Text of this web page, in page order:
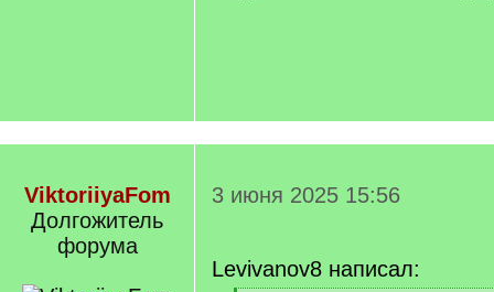
ViktoriiyaFom
Долгожитель
форума
3 июня 2025 15:56
Levivanov8 написал: